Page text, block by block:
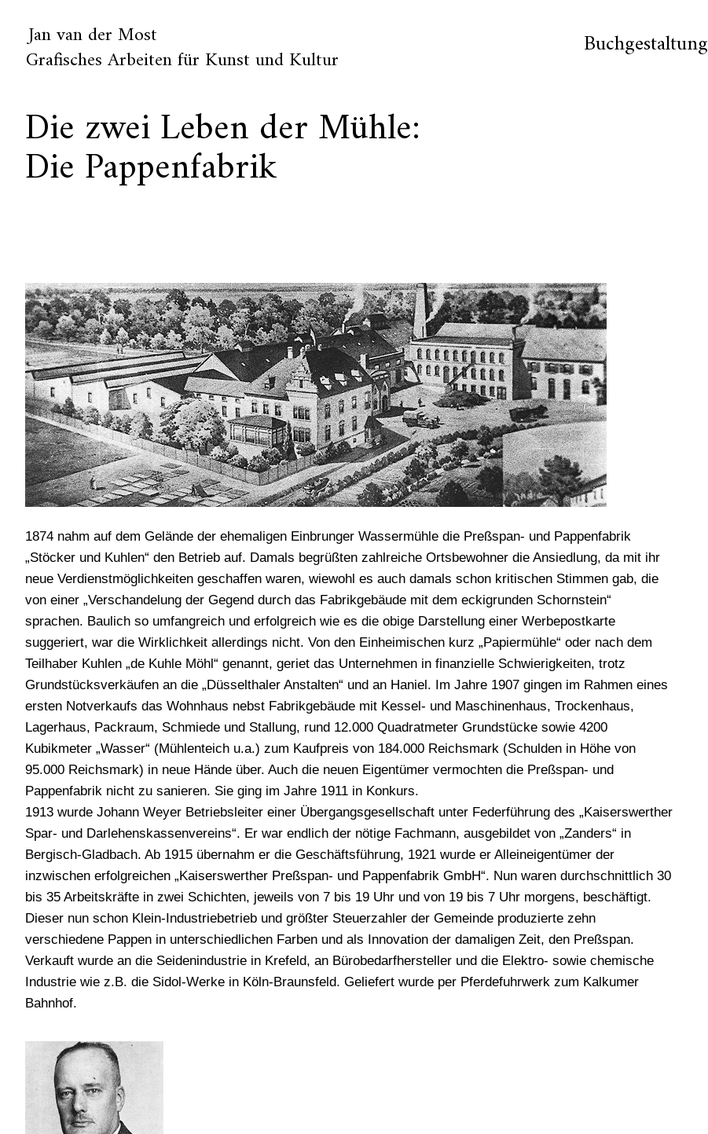
Jan van der Most
Grafisches Arbeiten für Kunst und Kultur Buchgestaltung
Die zwei Leben der Mühle:
Die Pappenfabrik
1874 nahm auf dem Gelände der ehemaligen Einbrunger Wassermühle die Preßspan- und Pappenfabrik
„Stöcker und Kuhlen“ den Betrieb auf. Damals begrüßten zahlreiche Ortsbewohner die Ansiedlung, da mit ihr
neue Verdienstmöglichkeiten geschaffen waren, wiewohl es auch damals schon kritischen Stimmen gab, die
von einer „Verschandelung der Gegend durch das Fabrikgebäude mit dem eckigrunden Schornstein“
sprachen. Baulich so umfangreich und erfolgreich wie es die obige Darstellung einer Werbepostkarte
suggeriert, war die Wirklichkeit allerdings nicht. Von den Einheimischen kurz „Papiermühle“ oder nach dem
Teilhaber Kuhlen „de Kuhle Möhl“ genannt, geriet das Unternehmen in finanzielle Schwierigkeiten, trotz
Grundstücksverkäufen an die „Düsselthaler Anstalten“ und an Haniel. Im Jahre 1907 gingen im Rahmen eines
ersten Notverkaufs das Wohnhaus nebst Fabrikgebäude mit Kessel- und Maschinenhaus, Trockenhaus,
Lagerhaus, Packraum, Schmiede und Stallung, rund 12.000 Quadratmeter Grundstücke sowie 4200
Kubikmeter „Wasser“ (Mühlenteich u.a.) zum Kaufpreis von 184.000 Reichsmark (Schulden in Höhe von
95.000 Reichsmark) in neue Hände über. Auch die neuen Eigentümer vermochten die Preßspan- und
Pappenfabrik nicht zu sanieren. Sie ging im Jahre 1911 in Konkurs.
1913 wurde Johann Weyer Betriebsleiter einer Übergangsgesellschaft unter Federführung des „Kaiserswerther
Spar- und Darlehenskassenvereins“. Er war endlich der nötige Fachmann, ausgebildet von „Zanders“ in
Bergisch-Gladbach. Ab 1915 übernahm er die Geschäftsführung, 1921 wurde er Alleineigentümer der
inzwischen erfolgreichen „Kaiserswerther Preßspan- und Pappenfabrik GmbH“. Nun waren durchschnittlich 30
bis 35 Arbeitskräfte in zwei Schichten, jeweils von 7 bis 19 Uhr und von 19 bis 7 Uhr morgens, beschäftigt.
Dieser nun schon Klein-Industriebetrieb und größter Steuerzahler der Gemeinde produzierte zehn
verschiedene Pappen in unterschiedlichen Farben und als Innovation der damaligen Zeit, den Preßspan.
Verkauft wurde an die Seidenindustrie in Krefeld, an Bürobedarfhersteller und die Elektro- sowie chemische
Industrie wie z.B. die Sidol-Werke in Köln-Braunsfeld. Geliefert wurde per Pferdefuhrwerk zum Kalkumer
Bahnhof.